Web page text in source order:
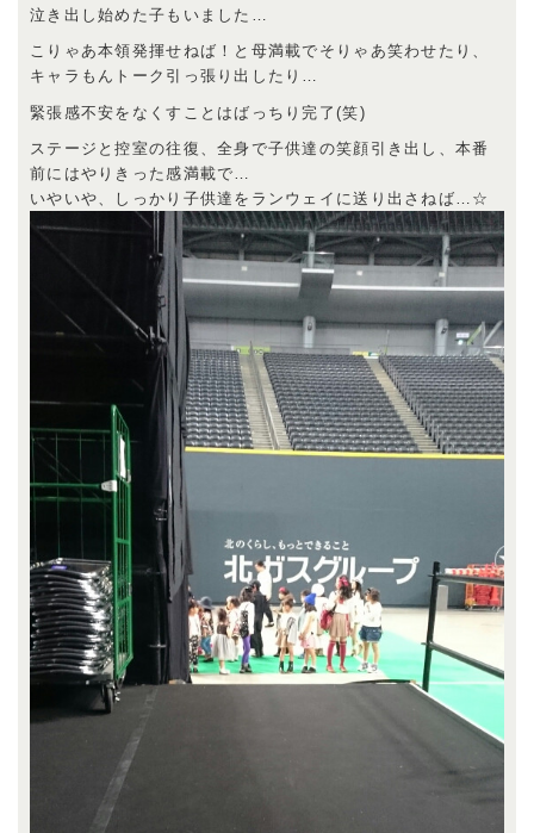
泣き出し始めた子もいました…
こりゃあ本領発揮せねば！と母満載でそりゃあ笑わせたり、
キャラもんトーク引っ張り出したり…
緊張感不安をなくすことはばっちり完了(笑)
ステージと控室の往復、全身で子供達の笑顔引き出し、本番
前にはやりきった感満載で…
いやいや、しっかり子供達をランウェイに送り出さねば…☆